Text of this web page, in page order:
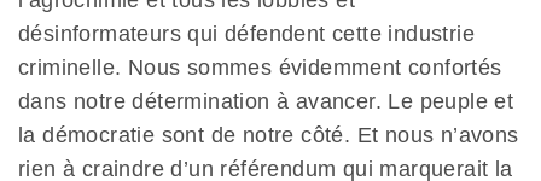
désinformateurs qui défendent cette industrie
criminelle. Nous sommes évidemment confortés
dans notre détermination à avancer. Le peuple et
la démocratie sont de notre côté. Et nous n’avons
rien à craindre d’un référendum qui marquerait la